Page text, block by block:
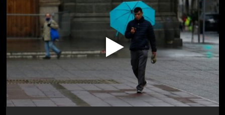
Play
Video